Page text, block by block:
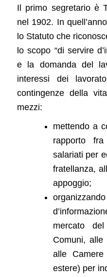
Il primo segretario è
nel 1902. In
lo Statuto che
lo scopo “di servire
e la domanda del
interessi dei
contingenze della
mezzi:
mettendo a
rapporto
salariati per
fratellanza,
appoggio;
mercato
Comuni, alle
alle
estere) per